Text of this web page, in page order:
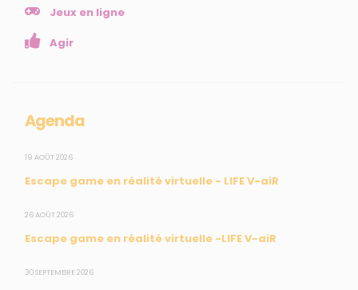
Jeux en ligne
Agir
Agenda
19 AOÛT 2026
Escape game en réalité virtuelle - LIFE V-aiR
26 AOÛT 2026
Escape game en réalité virtuelle -LIFE V-aiR
30 SEPTEMBRE 2026
Collectivités
Mesures réglementaires
SUIVEZ-NOUS
CONTACT